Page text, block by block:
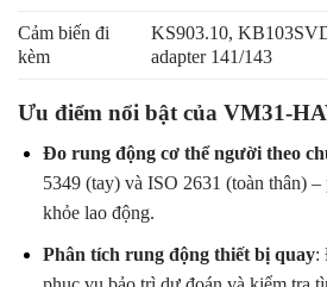
Cảm biến đi
kèm
KS903.10,
adapter 141/143
Ưu điểm nổi bật của VM31-
Đo rung động cơ thể người theo
5349 (tay) và ISO 2631 (toàn thân)
khỏe lao động.
Phân tích rung động thiết bị quay: